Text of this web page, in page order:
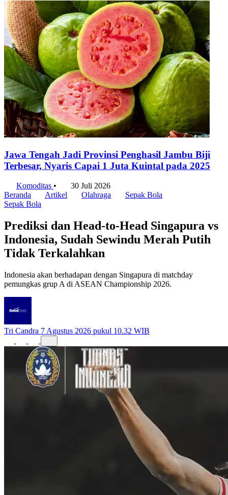
Jawa Tengah Jadi Provinsi Penghasil Jambu Biji
Terbesar, Nyaris Capai 1 Juta Kuintal pada 2025
Komoditas •
30 Juli 2026
Beranda
Artikel Olahraga
Sepak Bola
Sepak Bola
Prediksi dan Head-to-Head Singapura vs
Indonesia, Sudah Sewindu Merah Putih
Tidak Terkalahkan
Indonesia akan berhadapan dengan Singapura di matchday
pemungkas grup A di ASEAN Championship 2026.
Tri Candra 7 Agustus 2026 pukul 10.32 WIB